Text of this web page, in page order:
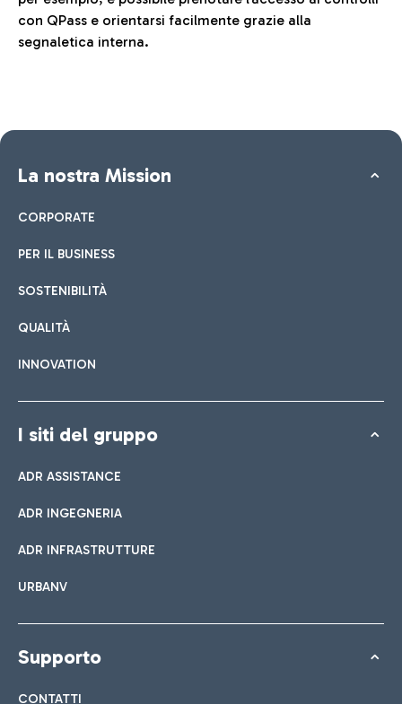
con QPass e orientarsi facilmente grazie alla
segnaletica interna.
La nostra Mission
CORPORATE
PER IL BUSINESS
SOSTENIBILITÀ
QUALITÀ
INNOVATION
I siti del gruppo
ADR ASSISTANCE
ADR INGEGNERIA
ADR INFRASTRUTTURE
URBANV
Supporto
CONTATTI